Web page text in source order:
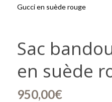
Gucci en suède rouge
Sac
en suède
950,00€